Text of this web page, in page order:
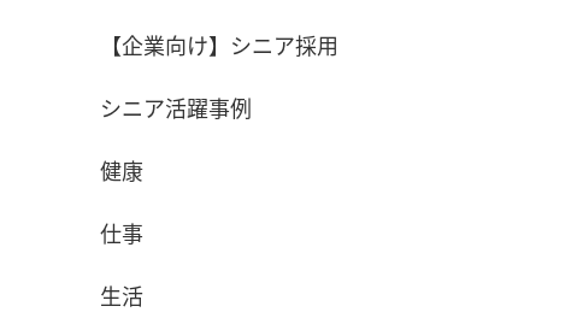
【企業向け】シニア採用
シニア活躍事例
健康
仕事
生活